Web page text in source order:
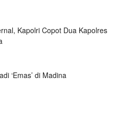
Kapolri Copot Dua Kapolres
‘Emas’ di Madina